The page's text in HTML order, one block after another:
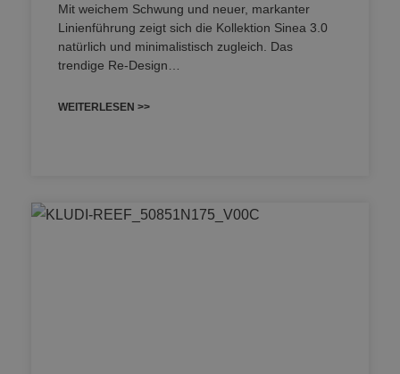
Mit weichem Schwung und neuer, markanter
Linienführung zeigt sich die Kollektion Sinea 3.0
natürlich und minimalistisch zugleich. Das
trendige Re-Design…
WEITERLESEN >>